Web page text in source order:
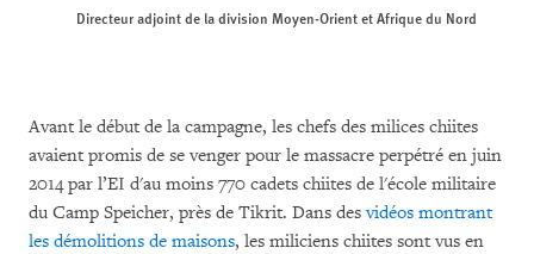
Directeur adjoint de la division Moyen-Orient et Afrique du Nord
Avant le début de la campagne, les chefs des milices chiites
avaient promis de se venger pour le massacre perpétré en juin
2014 par l’EI d'au moins 770 cadets chiites de l'école militaire
du Camp Speicher, près de Tikrit. Dans desvidéos montrant
les démolitions de maisons, les miliciens chiites sont vus en